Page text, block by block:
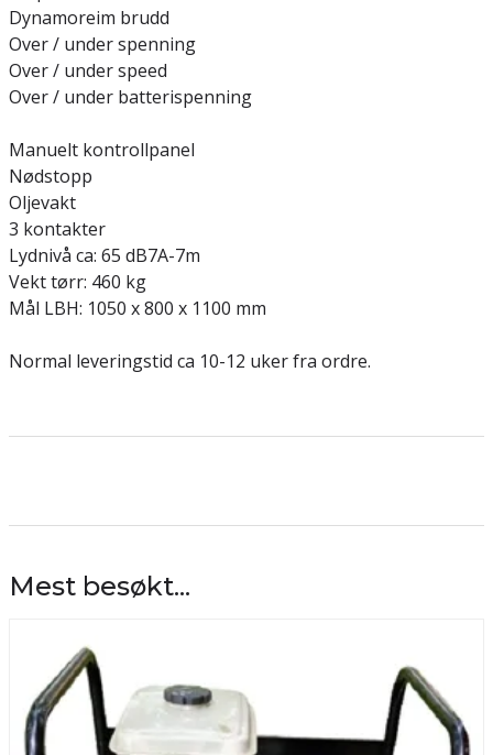
Dynamoreim brudd
Over / under spenning
Over / under speed
Over / under batterispenning
Manuelt kontrollpanel
Nødstopp
Oljevakt
3 kontakter
Lydnivå ca: 65 dB7A-7m
Vekt tørr: 460 kg
Mål LBH: 1050 x 800 x 1100 mm
Normal leveringstid ca 10-12 uker fra ordre.
Mest besøkt...